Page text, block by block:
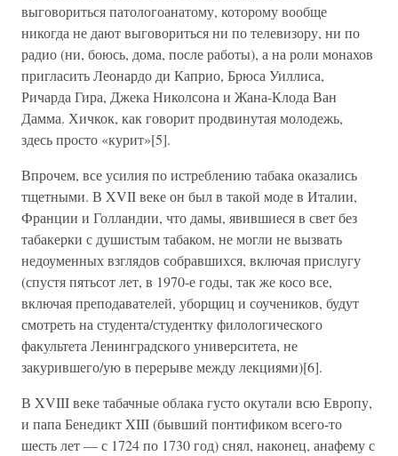
выговориться патологоанатому, которому вообще
никогда не дают выговориться ни по телевизору, ни по
радио (ни, боюсь, дома, после работы), а на роли монахов
пригласить Леонардо ди Каприо, Брюса Уиллиса,
Ричарда Гира, Джека Николсона и Жана-Клода Ван
Дамма. Хичкок, как говорит продвинутая молодежь,
здесь просто «курит»[5].
Впрочем, все усилия по истреблению табака оказались
тщетными. В XVII веке он был в такой моде в Италии,
Франции и Голландии, что дамы, явившиеся в свет без
табакерки с душистым табаком, не могли не вызвать
недоуменных взглядов собравшихся, включая прислугу
(спустя пятьсот лет, в 1970-е годы, так же косо все,
включая преподавателей, уборщиц и соучеников, будут
смотреть на студента/студентку филологического
факультета Ленинградского университета, не
закурившего/ую в перерыве между лекциями)[6].
В XVIII веке табачные облака густо окутали всю Европу,
и папа Бенедикт XIII (бывший понтификом всего-то
шесть лет — с 1724 по 1730 год) снял, наконец, анафему с